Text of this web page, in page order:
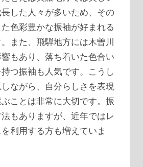
した人々が多いため、その
色彩豊かな振袖が好まれる
また、飛騨地方には木曽川
もあり、落ち着いた色合い
つ振袖も人気です。こうし
ながら、自分らしさを表現
ことは非常に大切です。振
もありますが、近年ではレ
利用する方も増えていま